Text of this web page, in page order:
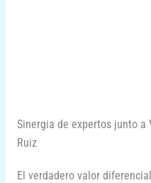
Sinergia de expertos junto a
Ruiz
El verdadero valor